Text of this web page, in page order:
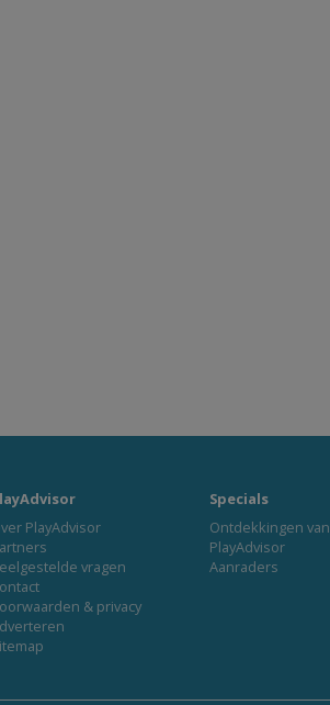
PlayAdvisor
vragen
& privacy
Specials
Ontdekkingen van
PlayAdvisor
Aanraders